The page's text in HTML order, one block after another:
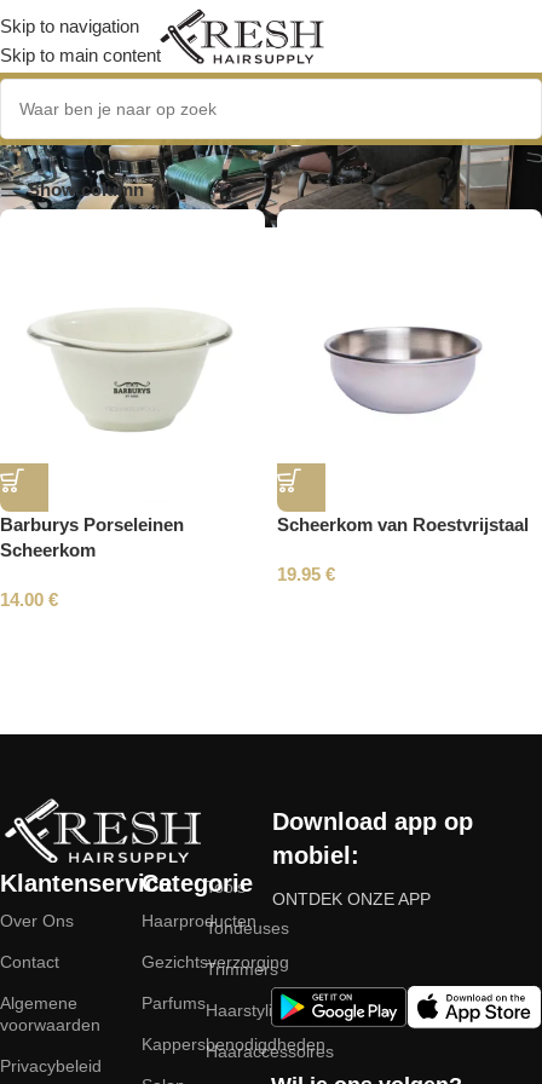
Skip to navigation
Skip to main content
scheerbenodigdheden
Show column
Barburys Porseleinen
Scheerkom
14.00 €
Scheerkom van Roestvrijstaal
19.95 €
Klantenservice
Over Ons
Contact
Algemene
voorwaarden
Privacybeleid
Categorie
Haarproducten
Gezichtsverzorging
Parfums
Kappersbenodigdheden
Tools
Tondeuses
Trimmers
Haarstyling
Haaraccessoires
Download app op
mobiel:
ONTDEK ONZE APP